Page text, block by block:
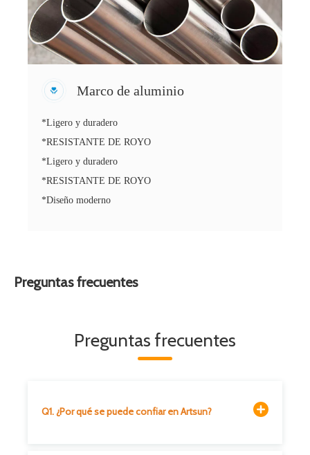
Marco de aluminio
*Ligero y duradero
*RESISTANTE DE ROYO
*Ligero y duradero
*RESISTANTE DE ROYO
*Diseño moderno
Preguntas frecuentes
Preguntas frecuentes
Q1. ¿Por qué se puede confiar en Artsun?